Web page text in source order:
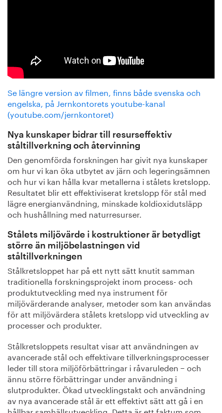
Se längre version av filmen, finns både svenska och
engelska, på Jernkontorets youtube-kanal
(youtube.com/jernkontoret)
Nya kunskaper bidrar till resurseffektiv
ståltillverkning och återvinning
Den genomförda forskningen har givit nya kunskaper
om hur vi kan öka utbytet av järn och legeringsämnen
och hur vi kan hålla kvar metallerna i stålets kretslopp.
Resultatet blir ett effektiviserat kretslopp för stål med
lägre energianvändning, minskade koldioxidutsläpp
och hushållning med naturresurser.
Stålets miljövärde i kostruktioner är betydligt
större än miljöbelastningen vid
ståltillverkningen
Stålkretsloppet har på ett nytt sätt knutit samman
traditionella forskningsprojekt inom process- och
produktutveckling med nya instrument för
miljövärderande analyser, metoder som kan användas
för att miljövärdera stålets kretslopp vid utveckling av
processer och produkter.
Stålkretsloppets resultat visar att användningen av
avancerade stål och effektivare tillverkningsprocesser
leder till stora miljöförbättringar i råvaruleden − och
ännu större förbättringar under användning i
slutprodukter. Ökad utvecklingstakt och användning
av nya avancerade stål är ett effektivt sätt att gå i en